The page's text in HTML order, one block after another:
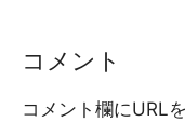
コメント
コメント欄にURL